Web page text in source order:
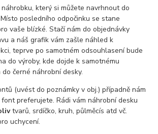
který si můžete navrhnout do
posledního odpočinku se stane
vaše blízké. Stačí nám do objednávky
a náš grafik vám zašle náhled k
teprve po samotném odsouhlasení bude
do výroby, kde dojde k samotnému
černé náhrobní desky.
(uvést do poznámky v obj.) případně nám
preferujete. Rádi vám náhrobní desku
tvarů, srdíčko, kruh, půlměcís atd vč.
uchycení.